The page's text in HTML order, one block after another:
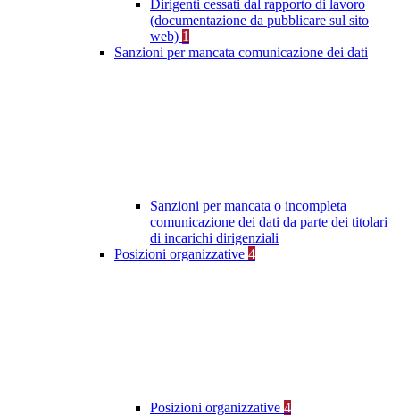
Dirigenti cessati dal rapporto di lavoro
(documentazione da pubblicare sul sito
web) 1
Sanzioni per mancata comunicazione dei dati
Sanzioni per mancata o incompleta
comunicazione dei dati da parte dei titolari
di incarichi dirigenziali
Posizioni organizzative 4
Posizioni organizzative 4